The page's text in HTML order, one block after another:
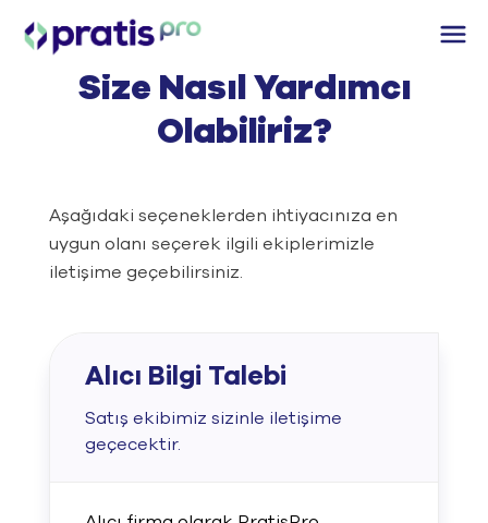
Çözümler
Alıcılar için Çözümler
Satın Alma Yönetimi
Sipariş Yönetimi
Tedarikçi Havuzu
Tedarikçiler için Çözümler
Müşterilerimiz
Size Nasıl Yardımcı
Olabiliriz?
Aşağıdaki seçeneklerden ihtiyacınıza en
uygun olanı seçerek ilgili ekiplerimizle
iletişime geçebilirsiniz.
Alıcı Bilgi Talebi
Satış ekibimiz sizinle iletişime
geçecektir.